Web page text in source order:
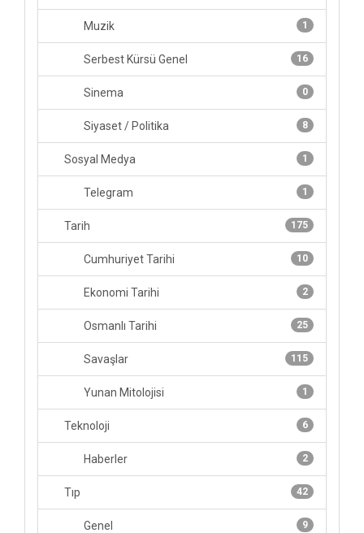
1
Muzik
16
Serbest Kürsü Genel
0
Sinema
8
Siyaset / Politika
1
Sosyal Medya
1
Telegram
175
Tarih
10
Cumhuriyet Tarihi
2
Ekonomi Tarihi
25
Osmanlı Tarihi
115
Savaşlar
1
Yunan Mitolojisi
6
Teknoloji
2
Haberler
42
Tıp
9
Genel